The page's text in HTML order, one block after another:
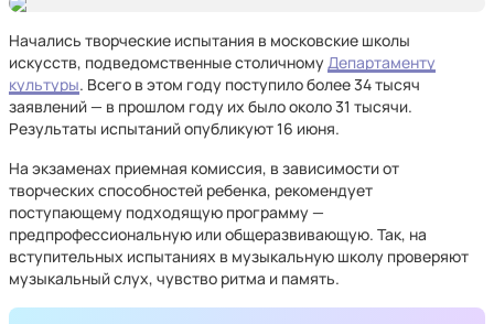
Начались творческие испытания в московские школы
искусств, подведомственные столичномуДепартаменту
культуры. Всего в этом году поступило более 34 тысяч
заявлений — в прошлом году их было около 31 тысячи.
Результаты испытаний опубликуют 16 июня.
На экзаменах приемная комиссия, в зависимости от
творческих способностей ребенка, рекомендует
поступающему подходящую программу —
предпрофессиональную или общеразвивающую. Так, на
вступительных испытаниях в музыкальную школу проверяют
музыкальный слух, чувство ритма и память.